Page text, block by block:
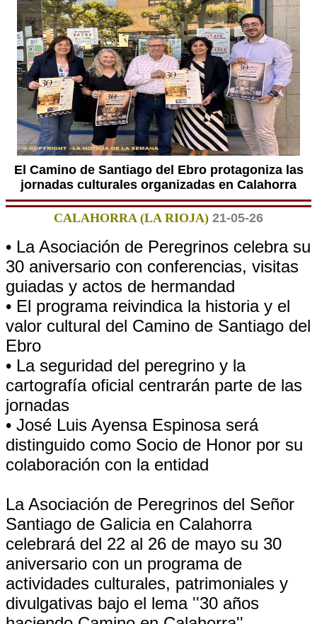
El Camino de Santiago del Ebro protagoniza las
jornadas culturales organizadas en Calahorra
CALAHORRA (LA RIOJA) 21-05-26
• La Asociación de Peregrinos celebra su
30 aniversario con conferencias, visitas
guiadas y actos de hermandad
• El programa reivindica la historia y el
valor cultural del Camino de Santiago del
Ebro
• La seguridad del peregrino y la
cartografía oficial centrarán parte de las
jornadas
• José Luis Ayensa Espinosa será
distinguido como Socio de Honor por su
colaboración con la entidad
La Asociación de Peregrinos del Señor
Santiago de Galicia en Calahorra
celebrará del 22 al 26 de mayo su 30
aniversario con un programa de
actividades culturales, patrimoniales y
divulgativas bajo el lema ''30 años